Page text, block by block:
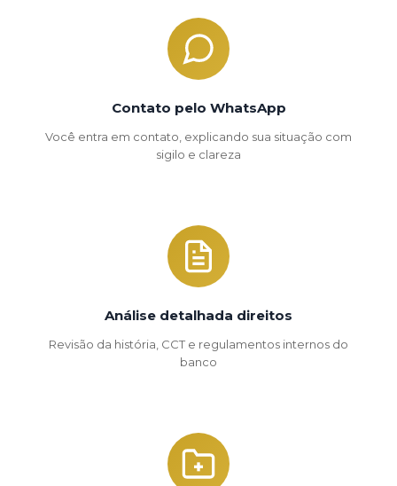
Contato pelo WhatsApp
Você entra em contato, explicando sua situação com
sigilo e clareza
Análise detalhada direitos
Revisão da história, CCT e regulamentos internos do
banco